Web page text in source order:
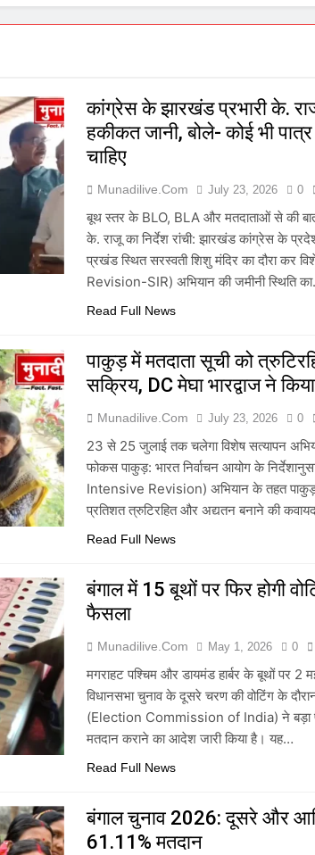
कांग्रेस के झारखंड प्रभारी के.
हकीकत जानी, बोले- कोई भी
चाहिए
Munadilive.com July 23, 2026 0
बूथ स्तर के BLO, BLA और मतदाताओं से की
के. राजू का निर्देश रांची: झारखंड कांग्रेस के
प्रखंड स्थित सरस्वती शिशु मंदिर का दौरा कर
Revision-SIR) अभियान की जमीनी स्थिति
Read Full News
पाकुड़ में मतदाता सूची को
सक्रिय, DC मेघा भारद्वाज ने
Munadilive.com July 23, 2026 0
23 से 25 जुलाई तक चलेगा विशेष सत्यापन
फोकस पाकुड़: भारत निर्वाचन आयोग के
Intensive Revision) अभियान के तहत पाकुड़
प्रतिशत त्रुटिरहित और अद्यतन बनाने की
Read Full News
बंगाल में 15 बूथों पर फिर होगी
फैसला
Munadilive.com May 1, 2026 0
मगराहट पश्चिम और डायमंड हार्बर के बूथों पर 2
विधानसभा चुनाव के दूसरे चरण की वोटिंग के
(Election Commission of India) ने बड़ा
मतदान कराने का आदेश जारी किया है। यह…
Read Full News
बंगाल चुनाव 2026: दूसरे और
61.11% मतदान